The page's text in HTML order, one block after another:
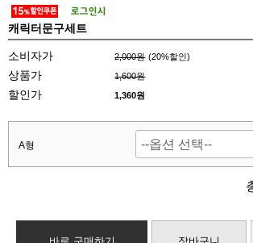
캐릭터문구세트
소비자가 2,000원 (20%할인)
상품가 1,600원
할인가 1,360원
A형